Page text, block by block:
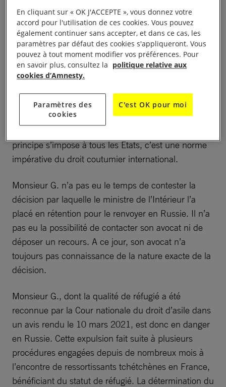
La France a ratifié la Convention de 1951 relative au
statut des réfugiés, la Convention européenne des
droits de l’Homme et celle des Nations unies contre
la torture. Ces trois textes interdisent sans
ministre de l’Intérieur français. Aucune dérogation
n’est possible lorsqu’il s’agit de protéger des
principe s’impose à tous les États, c’est une norme
impérative du droit coutumier international.
Monsieur G. n’a pas eu le temps de contester la
décision par laquelle le ministre de l’Intérieur l’a
placé en rétention pour le renvoyer en Russie. Il n’a
pas eu la possibilité de contacter son avocat ni de
déposer un recours. A ce jour, son avocat n’a
toujours pas connaissance de la nature exacte de la
décision.
Monsieur G., dont la qualité de réfugié a été
reconnue par la Cour nationale du droit d’asile dans
un avis rendu le 10 mars 2021, est donc en danger
en Russie. Cette expulsion fait suite à plusieurs
procédures engagées depuis de nombreux mois à
l’encontre de ressortissants tchétchènes en France,
bénéficiant du statut de réfugié. La détermination du
En cliquant sur « OK J'ACCEPTE », vous donnez votre
accord pour l'utilisation de ces cookies. Vous pouvez
également continuer sans accepter, et dans ce cas, les
paramètres par défaut des cookies s'appliqueront. Vous
pouvez à tout moment modifier vos préférences. Pour
en savoir plus, consultez la politique relative aux
cookies d’Amnesty.
Paramètres des
cookies
C'est OK pour moi